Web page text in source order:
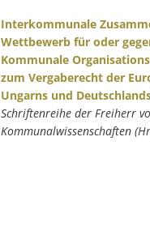
Interkommunale
Wettbewerb für oder
Kommunale
zum Vergaberecht der
Ungarns und
Schriftenreihe der Freiherr
Kommunalwissenschaften